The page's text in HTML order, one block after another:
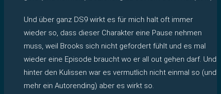
Und über ganz DS9 wirkt es für mich halt oft immer
wieder so, dass dieser Charakter eine Pause nehmen
muss, weil Brooks sich nicht gefordert fühlt und es mal
wieder eine Episode braucht wo er all out gehen darf. Und
hinter den Kulissen war es vermutlich nicht einmal so (und
mehr ein Autorending) aber es wirkt so.